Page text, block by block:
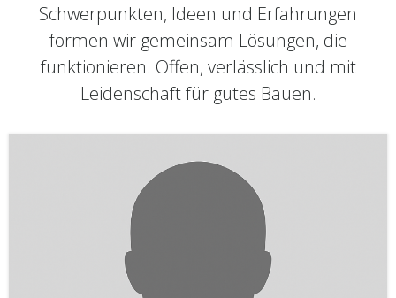
Schwerpunkten, Ideen und Erfahrungen
formen wir gemeinsam Lösungen, die
funktionieren. Offen, verlässlich und mit
Leidenschaft für gutes Bauen.